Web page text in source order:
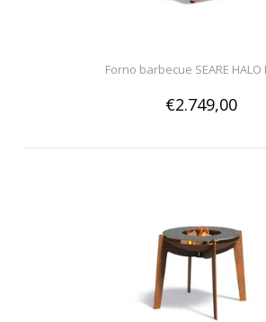
Forno barbecue SEARE HALO
€2.749,00